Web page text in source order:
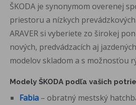
ŠKODA je synonymom overenej
priestoru a nízkych
ARAVER si vyberiete zo širokej
nových, predvádzacích aj
modelov skladom a s možnosťou
Modely ŠKODA podľa vašich
Fabia – obratný mestský